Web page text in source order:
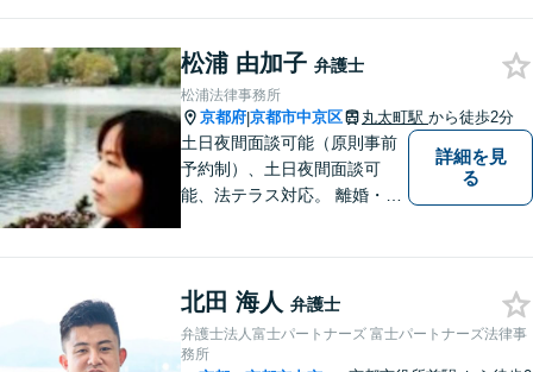
目指します。
松浦 由加子 弁護士
松浦法律事務所
京都府|京都市中京区 丸太町駅 から徒歩2分
土日夜間面談可能（原則事前
予約制）、土日夜間面談可
能、法テラス対応。 離婚・借
問題・クレーマー対応など事
業者様にも広く対応しており
ます。お気軽にご相談くださ
詳細を見
る
北田 海人 弁護士
弁護士法人富士パートナーズ 富士パートナーズ法律事
務所